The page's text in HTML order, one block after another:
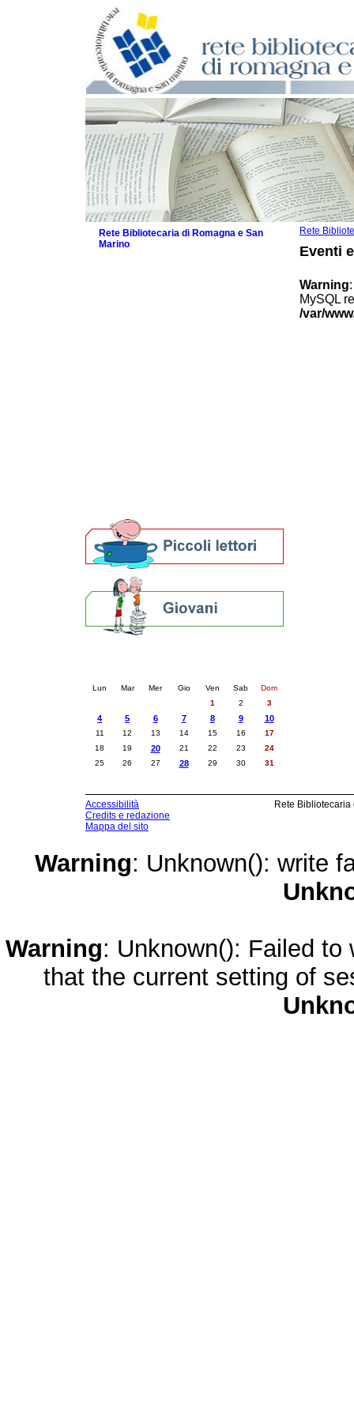
Rete
Eventi
Warning
MySQL
/var/
Rete Bibliotecaria di Romagna e San
Marino
Lun Mar Mer Gio Ven Sab
Dom
1
2 3
4 5 6 7 8 9 10
11 12 13 14 15 16
17
18
19 20 21 22 23
24
25
26 27 28 29 30 31
Accessibilità
Credits e redazione
Mappa del sito
Rete
Warning: Unknown(): write
Warning: Unknown(): Failed
that the current setting of